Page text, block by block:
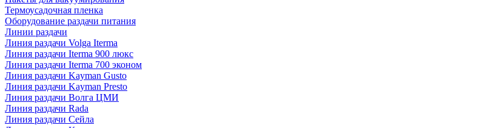
Термоусадочная пленка
Оборудование раздачи питания
Линии раздачи
Линия раздачи Volga Iterma
Линия раздачи Iterma 900 люкс
Линия раздачи Iterma 700 эконом
Линия раздачи Kayman Gusto
Линия раздачи Kayman Presto
Линия раздачи Волга ЦМИ
Линия раздачи Rada
Линия раздачи Сейла